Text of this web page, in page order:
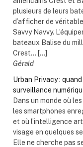
plusieurs de leurs
d’afficher de
Savvy Navvy.
bateaux Balise du
Crest... […]
Gérald
Urban Privacy :
surveillance
Dans un monde où
les smartphones
et où l’intelligence
visage en quelques
Elle ne cherche pas